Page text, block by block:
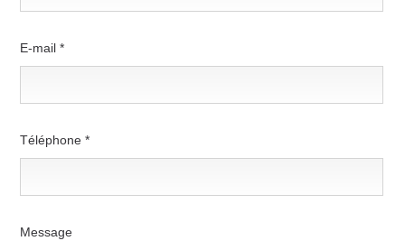
E-mail *
Téléphone *
Message